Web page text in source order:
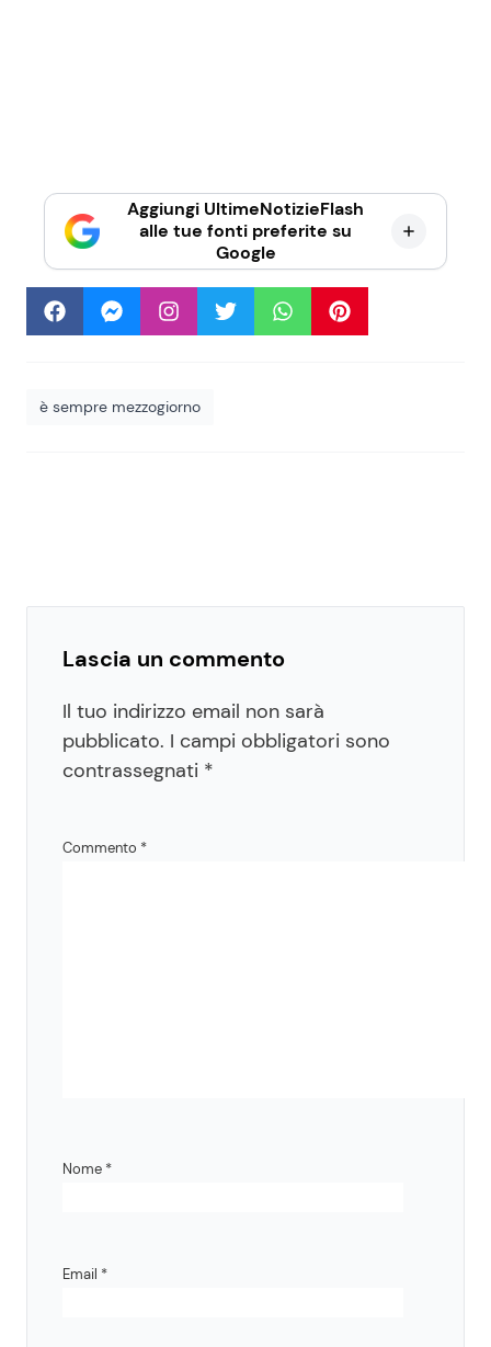
Aggiungi UltimeNotizieFlash
alle tue fonti preferite su
Google
è sempre mezzogiorno
Lascia un commento
Il tuo indirizzo email non sarà
pubblicato. I campi obbligatori sono
contrassegnati *
Commento *
Nome *
Email *